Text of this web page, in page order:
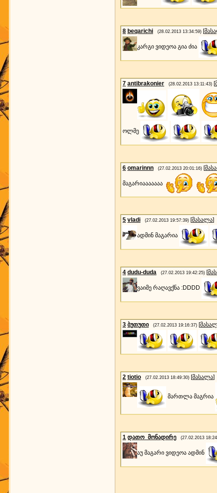
8 beqarichi (28.02.2013 13:34:59) [
კარგი ვიდეოა გია ძია
7 antibrakonier (28.02.2013 13:11:43) [
ოლმე
6 omarinnn (27.02.2013 20:01:16) [
მაგარიააააააა
5 vladi (27.02.2013 19:57:39) [მასალა]
ადმინ მაგარია
4 dudu-duda (27.02.2013 19:42:25) [
ვაიმე რაღავქნა :DDDD
3 ბუთუთი (27.02.2013 19:16:37) [
2 tiotio (27.02.2013 18:49:30) [მასალა]
მართლა მაგრია
1 დათო_მონადირე (27.02.2013
აუ მაგარი ვიდეოა ადმინ